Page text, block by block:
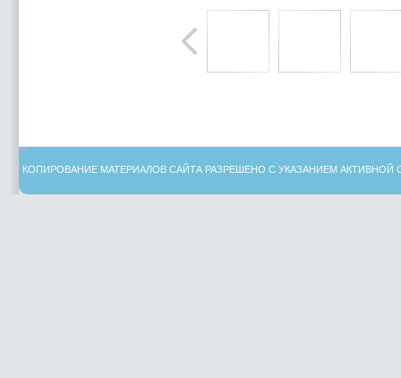
КОПИРОВАНИЕ МАТЕРИАЛОВ САЙТА РАЗРЕШЕНО С УКАЗАНИЕМ АКТИВНОЙ